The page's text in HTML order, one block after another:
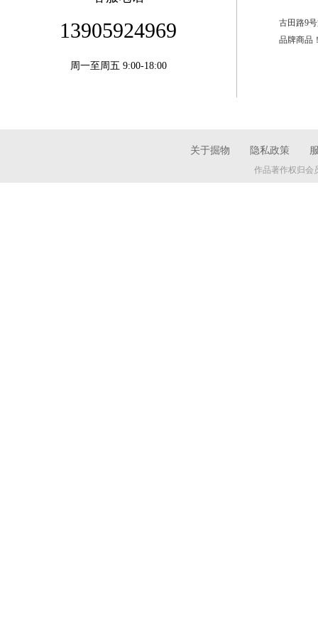
13905924969
周一至周五 9:00-18:00
古田路9
品牌商品
关于掘物 隐私政策
作品著作权归会